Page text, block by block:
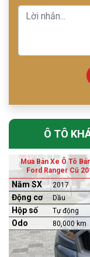
Ô TÔ
Mua Bán Xe Ô Tô
Ford Ranger Cũ
Năm SX 2017
Động cơ Dầu
Hộp số Tự động
Odo 80,000 km